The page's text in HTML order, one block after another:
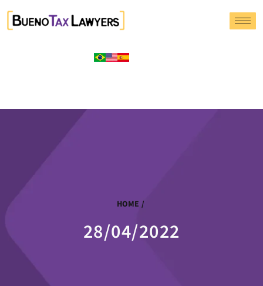
HOME /
28/04/2022